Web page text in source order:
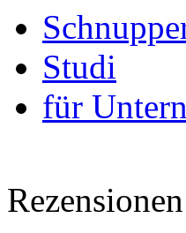
Studi
für
Rezensionen